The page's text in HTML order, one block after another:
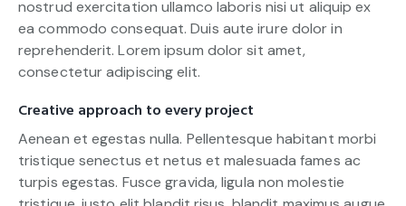
nostrud exercitation ullamco laboris nisi ut aliquip ex
ea commodo consequat. Duis aute irure dolor in
reprehenderit. Lorem ipsum dolor sit amet,
consectetur adipiscing elit.
Creative approach to every project
Aenean et egestas nulla. Pellentesque habitant morbi
tristique senectus et netus et malesuada fames ac
turpis egestas. Fusce gravida, ligula non molestie